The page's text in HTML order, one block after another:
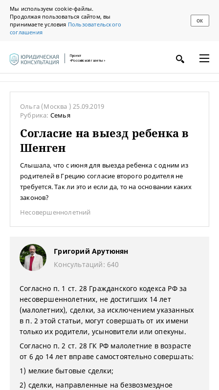
Мы используем cookie-файлы.
Продолжая пользоваться сайтом, вы
принимаете условия Пользовательского
соглашения
ОК
Проект
«Российской газеты»
Ольга (Москва )25.09.2019
Рубрика: Семья
Согласие на выезд ребенка в
Шенген
Слышала, что с июня для выезда ребенка с одним из
родителей в Грецию согласие второго родителя не
требуется. Так ли это и если да, то на основании каких
законов?
Несовершеннолетний
Григорий Арутюнян
Консультаций: 640
Согласно п. 1 ст. 28 Гражданского кодекса РФ за
несовершеннолетних, не достигших 14 лет
(малолетних), сделки, за исключением указанных
в п. 2 этой статьи, могут совершать от их имени
только их родители, усыновители или опекуны.
Согласно п. 2 ст. 28 ГК РФ малолетние в возрасте
от 6 до 14 лет вправе самостоятельно совершать:
1) мелкие бытовые сделки;
2) сделки, направленные на безвозмездное